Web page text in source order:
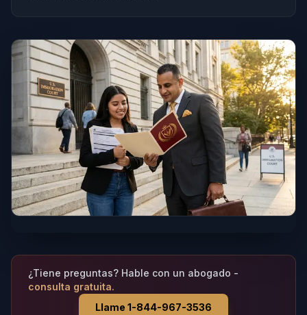
¿Tiene preguntas? Hable con un abogado -
consulta gratuita.
Llame 1-844-967-3536